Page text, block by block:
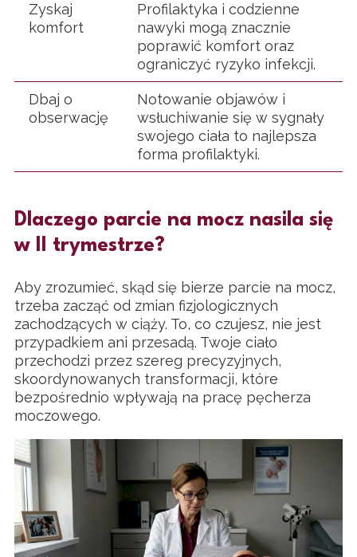
Zyskaj
komfort
Profilaktyka i codzienne
nawyki mogą znacznie
poprawić komfort oraz
ograniczyć ryzyko infekcji.
Dbaj o
obserwację
Notowanie objawów i
wsłuchiwanie się w sygnały
swojego ciała to najlepsza
forma profilaktyki.
Dlaczego parcie na mocz nasila się
w II trymestrze?
Aby zrozumieć, skąd się bierze parcie na mocz,
trzeba zacząć od zmian fizjologicznych
zachodzących w ciąży. To, co czujesz, nie jest
przypadkiem ani przesadą. Twoje ciało
przechodzi przez szereg precyzyjnych,
skoordynowanych transformacji, które
bezpośrednio wpływają na pracę pęcherza
moczowego.